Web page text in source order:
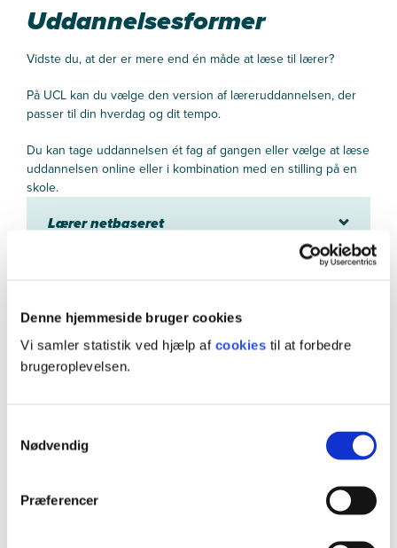
Denne hjemmeside bruger cookies
Vi samler statistik ved hjælp af cookies til at forbedre
brugeroplevelsen.
Nødvendig
Præferencer
Uddannelsesformer
Vidste du, at der er mere end én måde at læse til lærer?
På UCL kan du vælge den version af læreruddannelsen, der
passer til din hverdag og dit tempo.
Du kan tage uddannelsen ét fag af gangen eller vælge at læse
uddannelsen online eller i kombination med en stilling på en
skole.
Lærer netbaseret
Lærer - trainee
Studiested og studieliv